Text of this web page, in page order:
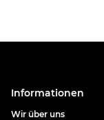
Informationen
Wir über uns